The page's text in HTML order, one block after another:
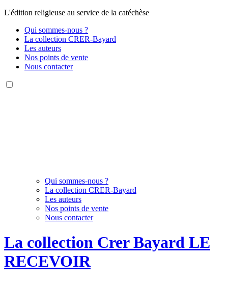
L'édition religieuse au service de la catéchèse
Qui sommes-nous ?
La collection CRER-Bayard
Les auteurs
Nos points de vente
Nous contacter
Qui sommes-nous ?
La collection CRER-Bayard
Les auteurs
Nos points de vente
Nous contacter
La collection Crer Bayard LE
RECEVOIR